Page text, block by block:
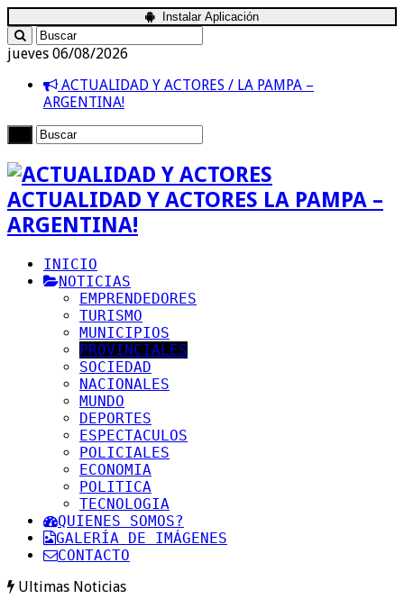
Instalar Aplicación
jueves 06/08/2026
ACTUALIDAD Y ACTORES / LA PAMPA –
ARGENTINA!
ACTUALIDAD Y ACTORES LA PAMPA –
ARGENTINA!
INICIO
NOTICIAS
EMPRENDEDORES
TURISMO
MUNICIPIOS
PROVINCIALES
SOCIEDAD
NACIONALES
MUNDO
DEPORTES
ESPECTACULOS
POLICIALES
ECONOMIA
POLITICA
TECNOLOGIA
QUIENES SOMOS?
GALERÍA DE IMÁGENES
CONTACTO
Ultimas Noticias